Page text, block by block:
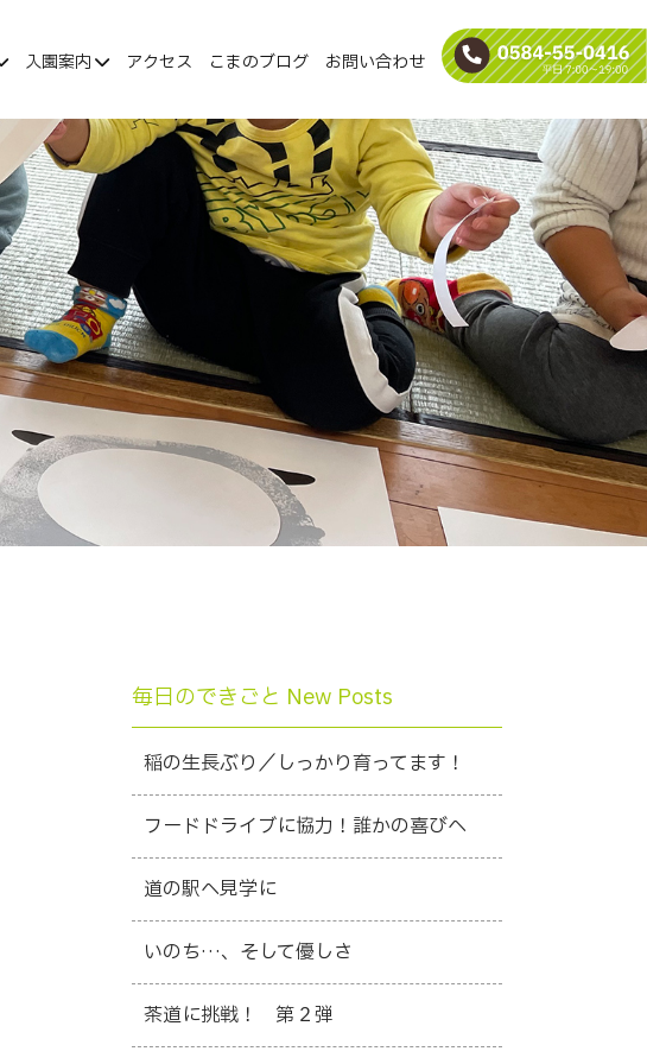
入園案内 アクセス こまのブログ お問い合わせ
毎日のできごと New Posts
稲の生長ぶり／しっかり育ってます！
フードドライブに協力！誰かの喜びへ
道の駅へ見学に
いのち…、そして優しさ
茶道に挑戦！ 第２弾